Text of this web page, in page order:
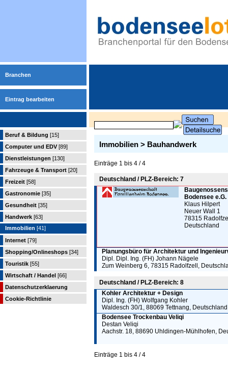
Branchen
Eintrag bearbeiten
Beruf & Bildung [15]
Computer und EDV [89]
Dienstleistungen [130]
Fahrzeuge & Transport [20]
Freizeit [58]
Gastronomie [35]
Gesundheit [35]
Handwerk [63]
Immobilien [41]
Internet [79]
Shopping/Onlineshops [34]
Touristik [55]
Wirtschaft / Handel [66]
Datenschutzerklaerung
Cookie-Richtlinie
Immobilien > Bauhandwerk
Einträge 1 bis 4 / 4
Deutschland / PLZ-Bereich: 7
Bodensee e.G.
Klaus Hilpert
Neuer Wall 1
78315
Deutschland
Planungsbüro für Architektur und
Dipl. Dipl. Ing. (FH) Johann Nägele
Zum Weinberg 6, 78315 Radolfzell,
Deutschland / PLZ-Bereich: 8
Kohler Architektur + Design
Dipl. Ing. (FH) Wolfgang Kohler
Waldesch 30/1, 88069 Tettnang, Deutschland
Bodensee Trockenbau Veliqi
Destan Veliqi
Aachstr. 18, 88690 Uhldingen-Mühlhofen,
Einträge 1 bis 4 / 4